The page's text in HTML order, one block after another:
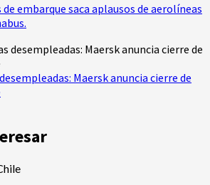
de embarque saca aplausos de aerolíneas
Maersk anuncia cierre de